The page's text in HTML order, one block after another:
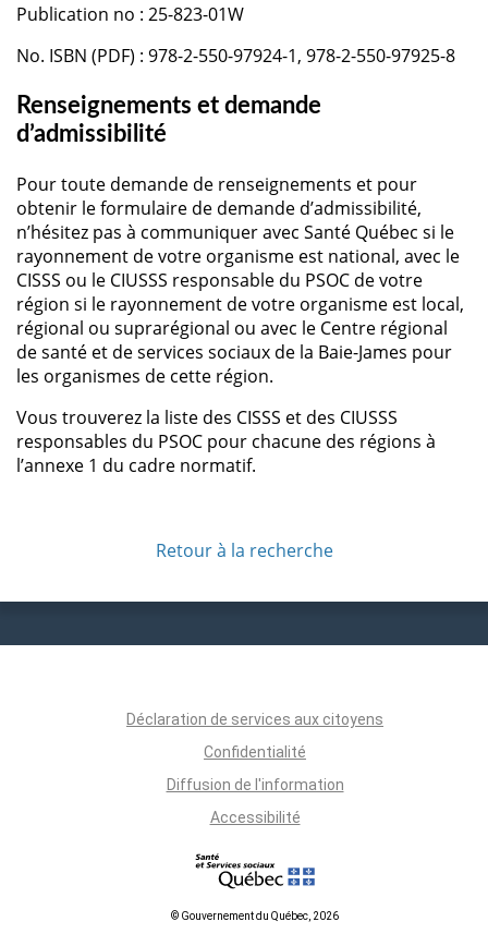
Publication no : 25-823-01W
No. ISBN (PDF) : 978-2-550-97924-1, 978-2-550-97925-8
Renseignements et demande
d’admissibilité
Pour toute demande de renseignements et pour
obtenir le formulaire de demande d’admissibilité,
n’hésitez pas à communiquer avec Santé Québec si le
rayonnement de votre organisme est national, avec le
CISSS ou le CIUSSS responsable du PSOC de votre
région si le rayonnement de votre organisme est local,
régional ou suprarégional ou avec le Centre régional
de santé et de services sociaux de la Baie-James pour
les organismes de cette région.
Vous trouverez la liste des CISSS et des CIUSSS
responsables du PSOC pour chacune des régions à
l’annexe 1 du cadre normatif.
Retour à la recherche
Déclaration de services aux citoyens
Confidentialité
Diffusion de l'information
Accessibilité
© Gouvernement du Québec, 2026